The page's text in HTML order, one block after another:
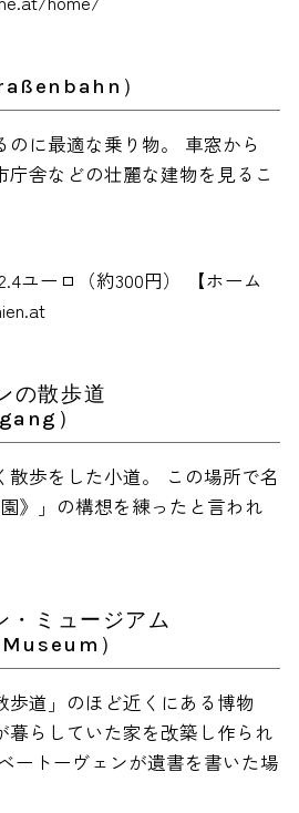
）
のに最適な乗り物。 車窓から
庁舎などの壮麗な建物を見るこ
ユーロ（約300円） 【ホーム
の散歩道
）
散歩をした小道。 この場所で名
》」の構想を練ったと言われ
・ミュージアム
）
歩道」のほど近くにある博物
暮らしていた家を改築し作られ
ートーヴェンが遺書を書いた場